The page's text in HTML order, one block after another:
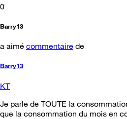
0
Barry13
a aimé commentaire de
Barry13
KT
Je parle de TOUTE la
que la consommation du mois en